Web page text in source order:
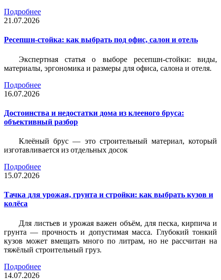
Подробнее
21.07.2026
Ресепшн-стойка: как выбрать под офис, салон и отель
Экспертная статья о выборе ресепшн-стойки: виды,
материалы, эргономика и размеры для офиса, салона и отеля.
Подробнее
16.07.2026
Достоинства и недостатки дома из клееного бруса:
объективный разбор
Клеёный брус — это строительный материал, который
изготавливается из отдельных досок
Подробнее
15.07.2026
Тачка для урожая, грунта и стройки: как выбрать кузов и
колёса
Для листьев и урожая важен объём, для песка, кирпича и
грунта — прочность и допустимая масса. Глубокий тонкий
кузов может вмещать много по литрам, но не рассчитан на
тяжёлый строительный груз.
Подробнее
14.07.2026